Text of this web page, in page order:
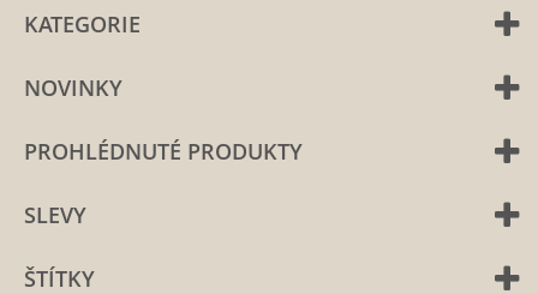
KATEGORIE
NOVINKY
PROHLÉDNUTÉ PRODUKTY
SLEVY
ŠTÍTKY